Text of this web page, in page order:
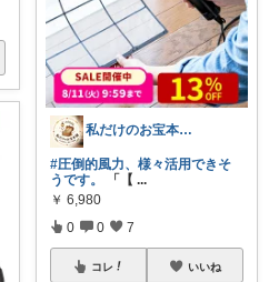
私だけのお宝本舗🍀経由購入いつも感謝！
#圧倒的風力、様々活用できそ
うです。
「【 ...
￥ 6,980
0 0 7
コレ いいね